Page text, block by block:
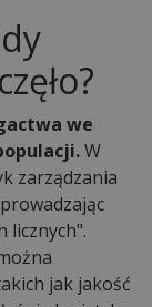
we
W
zarządzania
licznych".
jak jakość